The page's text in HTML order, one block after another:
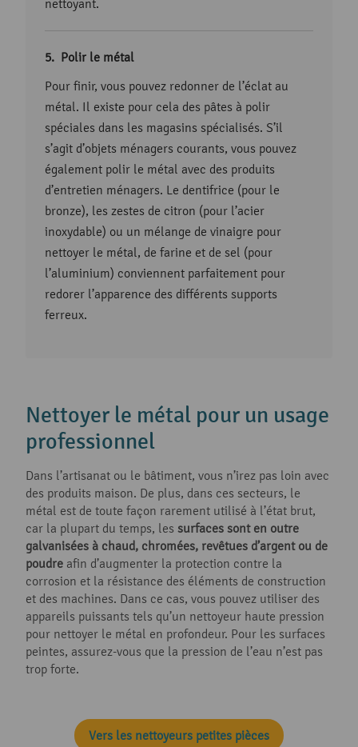
nettoyant.
Polir le métal
Pour finir, vous pouvez redonner de l’éclat au
métal. Il existe pour cela des pâtes à polir
spéciales dans les magasins spécialisés. S’il
s’agit d’objets ménagers courants, vous pouvez
également polir le métal avec des produits
d’entretien ménagers. Le dentifrice (pour le
bronze), les zestes de citron (pour l’acier
inoxydable) ou un mélange de vinaigre pour
nettoyer le métal, de farine et de sel (pour
l’aluminium) conviennent parfaitement pour
redorer l’apparence des différents supports
ferreux.
Nettoyer le métal pour un usage
professionnel
Dans l’artisanat ou le bâtiment, vous n’irez pas loin avec
des produits maison. De plus, dans ces secteurs, le
métal est de toute façon rarement utilisé à l’état brut,
car la plupart du temps, les surfaces sont en outre
galvanisées à chaud, chromées, revêtues d’argent ou de
poudre afin d’augmenter la protection contre la
corrosion et la résistance des éléments de construction
et des machines. Dans ce cas, vous pouvez utiliser des
appareils puissants tels qu’un nettoyeur haute pression
pour nettoyer le métal en profondeur. Pour les surfaces
peintes, assurez-vous que la pression de l’eau n’est pas
trop forte.
Vers les nettoyeurs petites pièces